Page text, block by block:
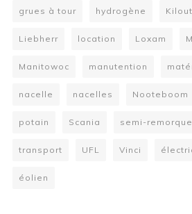
grues à tour hydrogène
Liebherr location Loxam
Manitowoc manutention
nacelle nacelles Nooteboom
potain Scania semi-remorque
transport UFL Vinci
éolien